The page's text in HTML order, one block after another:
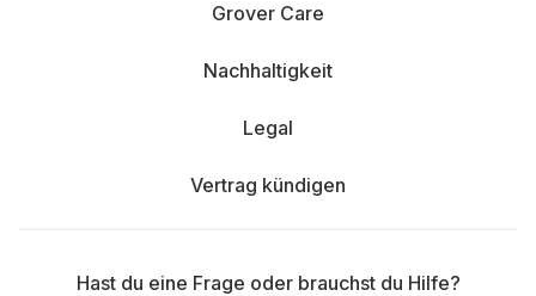
Grover Care
Nachhaltigkeit
Legal
Vertrag kündigen
Hast du eine Frage oder brauchst du Hilfe?